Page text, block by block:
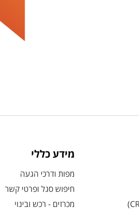
מידע כללי
מפות ודרכי הגעה
חיפוש סגל ופרטי קשר
מכרזים - רכש ובינוי